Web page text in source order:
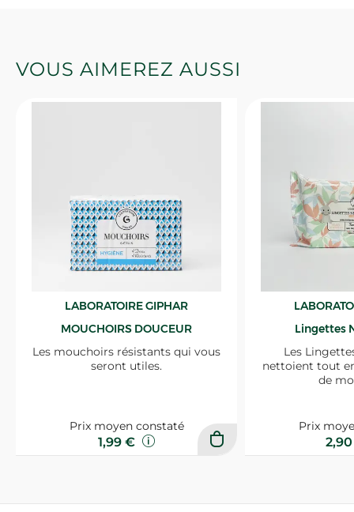
VOUS AIMEREZ AUSSI
LABORATOIRE GIPHAR
MOUCHOIRS DOUCEUR
Les mouchoirs résistants qui vous
seront utiles.
Prix moyen constaté
1,99 €
Lingettes
Les
nettoient tout
de
Prix